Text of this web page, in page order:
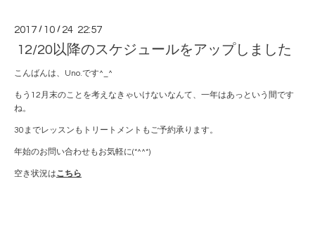
2017 / 10 / 24 22:57
12/20以降のスケジュールをアップしました
こんばんは、Uno.です^_^
もう12月末のことを考えなきゃいけないなんて、一年はあっという間です
ね。
30までレッスンもトリートメントもご予約承ります。
年始のお問い合わせもお気軽に(*^^*)
空き状況はこちら